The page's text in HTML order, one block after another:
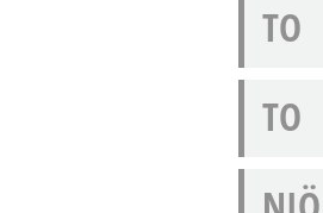
TO
TO